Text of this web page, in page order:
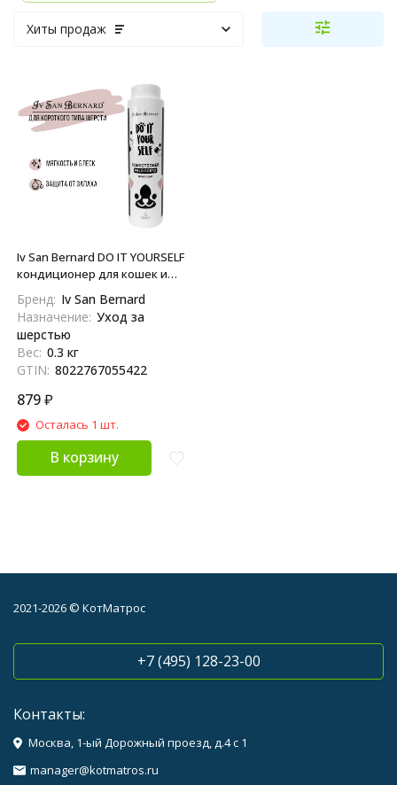
Хиты продаж
Iv San Bernard DO IT YOURSELF
кондиционер для кошек и
собак с короткой шерстью -
300 мл
Бренд: Iv San Bernard
Назначение: Уход за
шерстью
Вес: 0.3 кг
GTIN: 8022767055422
879₽
Осталась 1 шт.
В корзину
2021-2026 © КотМатрос
+7 (495) 128-23-00
Контакты:
Москва, 1-ый Дорожный проезд, д.4 с 1
manager@kotmatros.ru